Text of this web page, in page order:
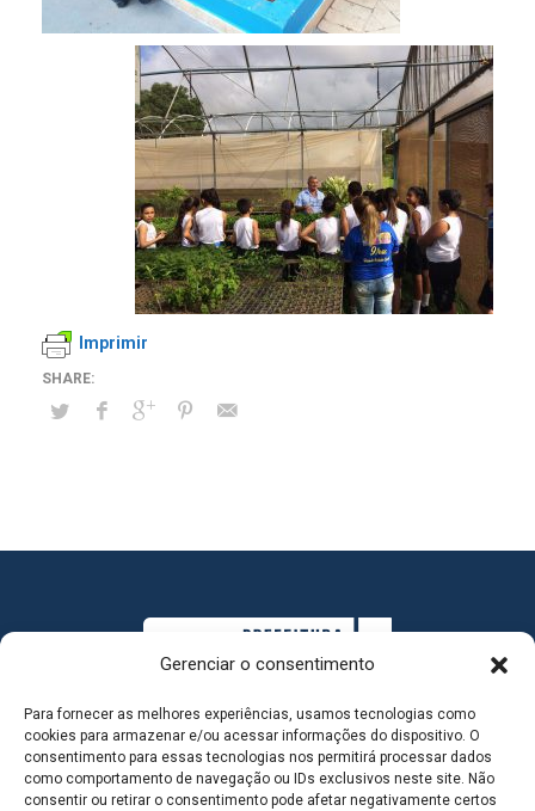
Gerenciar o consentimento
Para fornecer as melhores experiências, usamos tecnologias como
cookies para armazenar e/ou acessar informações do dispositivo. O
consentimento para essas tecnologias nos permitirá processar dados
como comportamento de navegação ou IDs exclusivos neste site. Não
consentir ou retirar o consentimento pode afetar negativamente certos
Imprimir
MAPA DO SITE